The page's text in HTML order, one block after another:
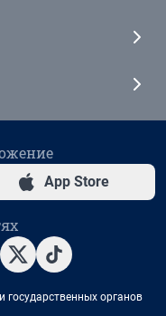
App Store
органов